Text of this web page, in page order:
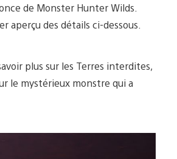
de Monster Hunter Wilds.
aperçu des détails ci-dessous.
plus sur les Terres interdites,
le mystérieux monstre qui a